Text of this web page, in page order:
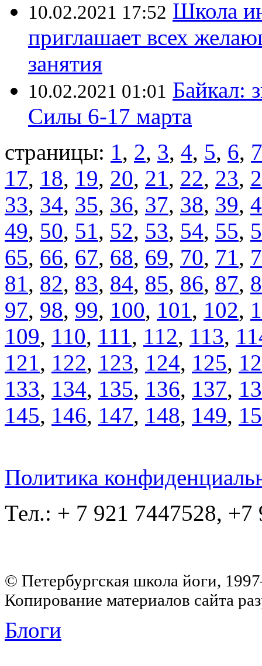
10.02.2021 17:52 Школа
приглашает всех
занятия
10.02.2021 01:01 Байкал:
Силы 6-17 марта
страницы: 1, 2, 3, 4, 5, 6, 7
17, 18, 19, 20, 21, 22, 23,
33, 34, 35, 36, 37, 38, 39,
49, 50, 51, 52, 53, 54, 55,
65, 66, 67, 68, 69, 70, 71,
81, 82, 83, 84, 85, 86, 87,
97, 98, 99, 100, 101, 102,
109, 110, 111, 112, 113,
121, 122, 123, 124, 125,
133, 134, 135, 136, 137,
145, 146, 147, 148, 149,
Политика
Тел.: + 7 921 7447528, +7
© Петербургская школа йоги,
Копирование материалов сайта
Блоги